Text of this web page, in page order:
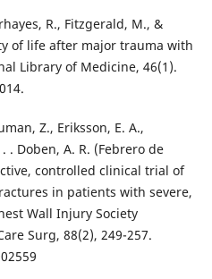
R., Fitzgerald, M., &
of life after major trauma with
Library of Medicine, 46(1).
Z., Eriksson, E. A.,
. Doben, A. R. (Febrero de
controlled clinical trial of
in patients with severe,
Wall Injury Society
Surg, 88(2), 249-257.